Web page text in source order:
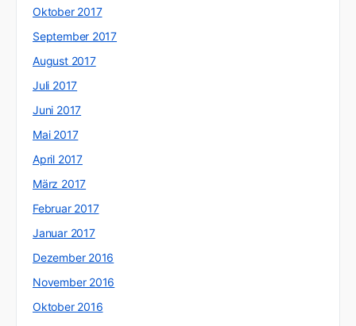
Oktober 2017
September 2017
August 2017
Juli 2017
Juni 2017
Mai 2017
April 2017
März 2017
Februar 2017
Januar 2017
Dezember 2016
November 2016
Oktober 2016